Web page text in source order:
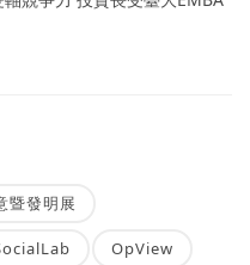
暨發明展
OpView